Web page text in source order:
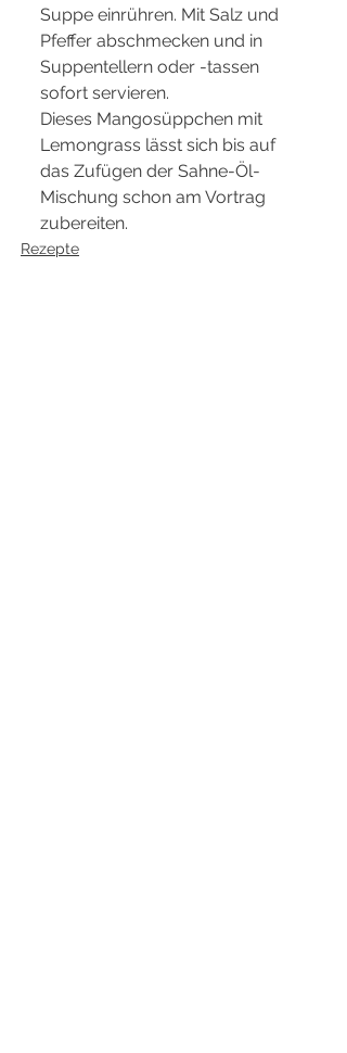
Suppe einrühren. Mit Salz und
Pfeffer abschmecken und in
Suppentellern oder -tassen
sofort servieren.
Dieses Mangosüppchen mit
Lemongrass lässt sich bis auf
das Zufügen der Sahne-Öl-
Mischung schon am Vortrag
zubereiten.
Rezepte